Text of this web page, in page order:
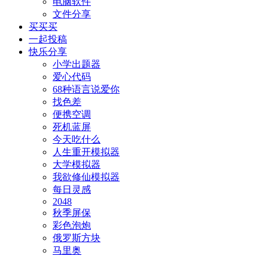
文件分享
买买买
一起投稿
快乐分享
小学出题器
爱心代码
68种语言说爱你
找色差
便携空调
死机蓝屏
今天吃什么
人生重开模拟器
大学模拟器
我欲修仙模拟器
每日灵感
2048
秋季屏保
彩色泡炮
俄罗斯方块
马里奥